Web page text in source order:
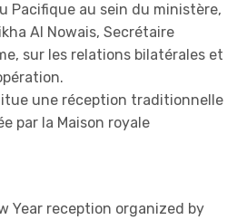
Pacifique au sein du ministère,
Al Nowais, Secrétaire
sur les relations bilatérales et
une réception traditionnelle
par la Maison royale
Year reception organized by